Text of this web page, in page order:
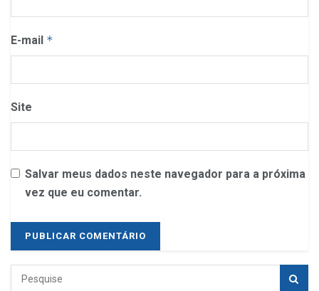
E-mail *
Site
Salvar meus dados neste navegador para a próxima
vez que eu comentar.